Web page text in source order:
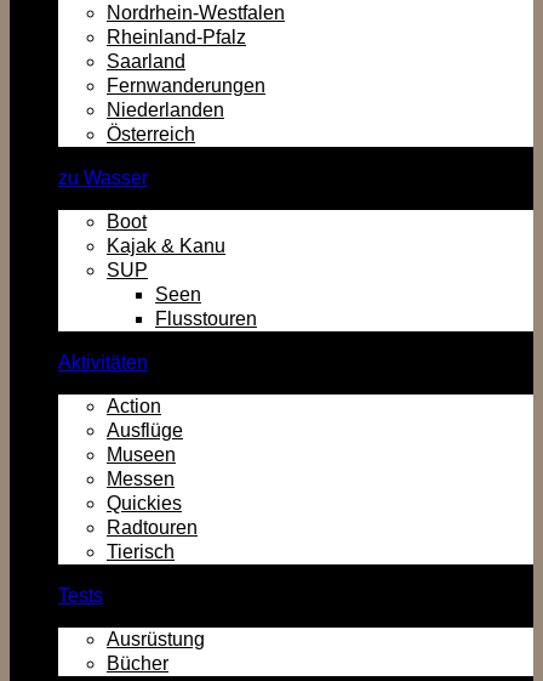
Nordrhein-Westfalen
Rheinland-Pfalz
Saarland
Fernwanderungen
Niederlanden
Österreich
zu Wasser
Boot
Kajak & Kanu
SUP
Seen
Flusstouren
Aktivitäten
Action
Ausflüge
Museen
Messen
Quickies
Radtouren
Tierisch
Tests
Ausrüstung
Bücher